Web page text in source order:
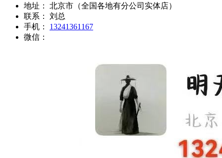
地址：
北京市（全国各地有分公司实体店）
联系：
刘总
手机：
13241361167
微信：